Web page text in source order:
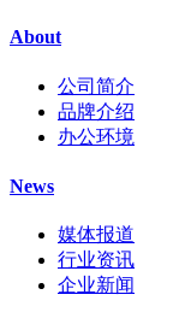
About
公司简介
品牌介绍
办公环境
News
媒体报道
行业资讯
企业新闻